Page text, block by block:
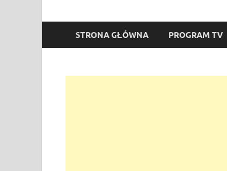
STRONA GŁÓWNA PROGRAM TV